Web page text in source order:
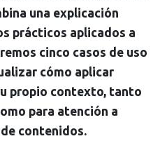
una explicación
prácticos aplicados a
cinco casos de uso
cómo aplicar
propio contexto, tanto
para atención a
contenidos.